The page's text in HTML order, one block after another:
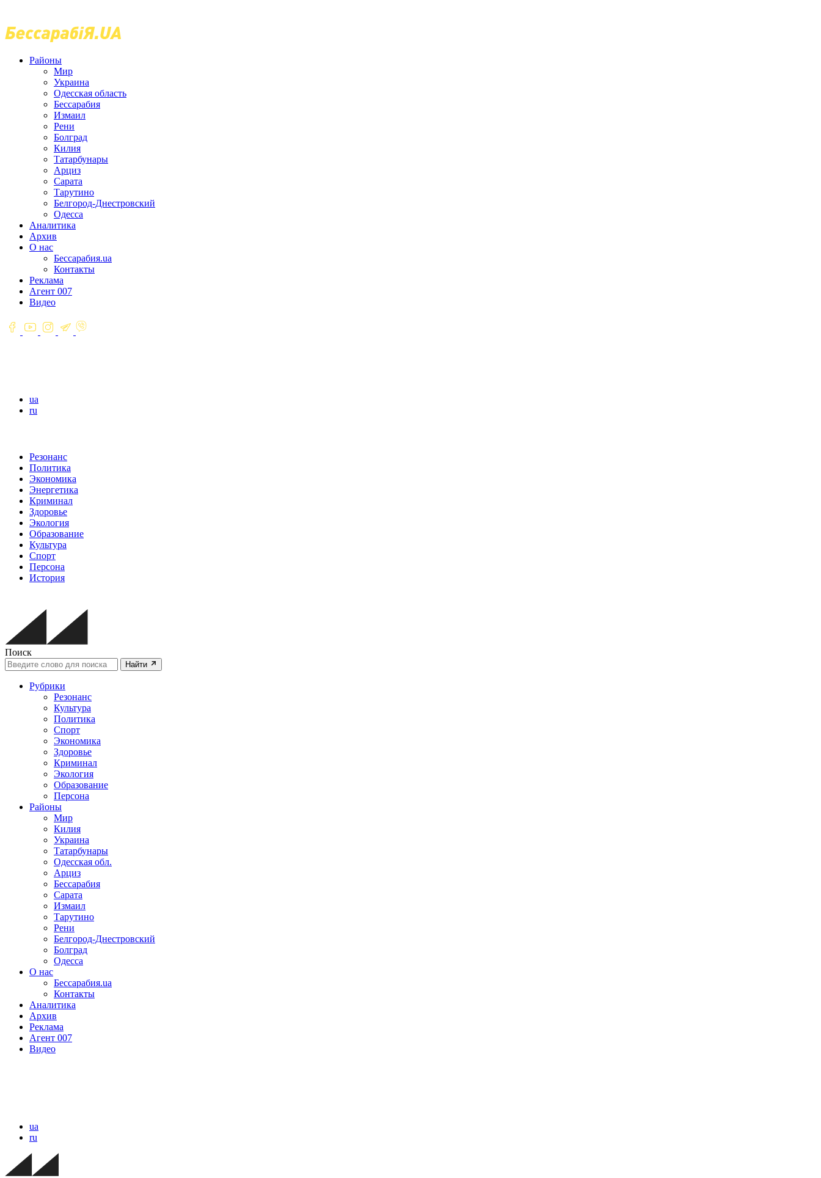
Районы
Мир
Украина
Одесская область
Бессарабия
Измаил
Рени
Болград
Килия
Татарбунары
Арциз
Сарата
Тарутино
Белгород-Днестровский
Одесса
Аналитика
Архив
О нас
Бессарабия.ua
Контакты
Реклама
Агент 007
Видео
ua
ru
Резонанс
Политика
Экономика
Энергетика
Криминал
Здоровье
Экология
Образование
Культура
Спорт
Персона
История
Поиск
Найти
Рубрики
Резонанс
Культура
Политика
Спорт
Экономика
Здоровье
Криминал
Экология
Образование
Персона
Районы
Мир
Килия
Украина
Татарбунары
Одесская обл.
Арциз
Бессарабия
Сарата
Измаил
Тарутино
Рени
Белгород-Днестровский
Болград
Одесса
О нас
Бессарабия.ua
Контакты
Аналитика
Архив
Реклама
Агент 007
Видео
ua
ru